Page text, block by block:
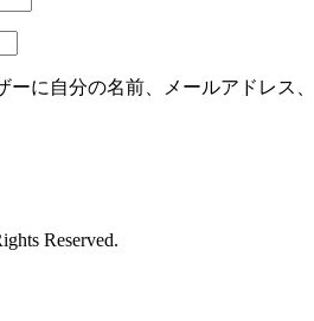
に自分の名前、メールアドレス
Reserved.